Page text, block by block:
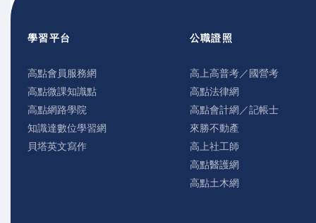
學習平台
高點會員服務網
高點微課知識點
高點網路學院
知識達數位學習網
貝塔英文寫作
公職證照
高上高普考／國營考
高點法律網
高點會計網／記帳士
來勝不動產
高上社工師
高點醫護網
高點土木網